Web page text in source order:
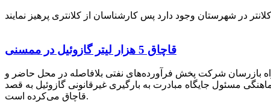
قاچاق 5 هزار لیتر گازوئیل در ممسنی
بازرسان شرکت پخش فرآورده‌های نفتی بلافاصله در محل حاضر و
با هماهنگی مسئول جایگاه مبادرت به بارگیری غیرقانونی گازوئیل به قصد
قاچاق می‌کرده است.